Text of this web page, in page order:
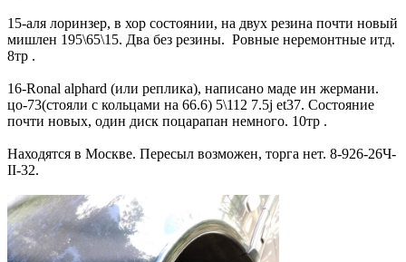
15-аля лоринзер, в хор состоянии, на двух резина почти новый
мишлен 195\65\15. Два без резины. Ровные неремонтные итд.
8тр .
16-Ronal alphard (или реплика), написано маде ин жермани.
цо-73(стояли с кольцами на 66.6) 5\112 7.5j et37. Состояние
почти новых, один диск поцарапан немного. 10тр .
Находятся в Москве. Пересыл возможен, торга нет. 8-926-26Ч-
II-32.